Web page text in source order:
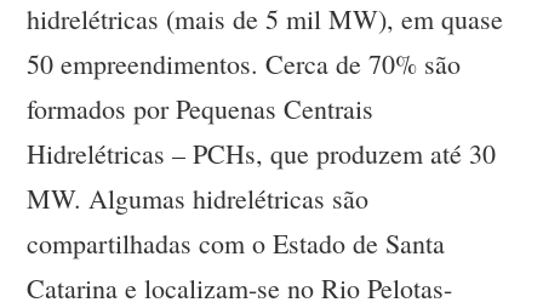
hidrelétricas (mais de 5 mil MW), em quase
50 empreendimentos. Cerca de 70% são
formados por Pequenas Centrais
Hidrelétricas – PCHs, que produzem até 30
MW. Algumas hidrelétricas são
compartilhadas com o Estado de Santa
Catarina e localizam-se no Rio Pelotas-